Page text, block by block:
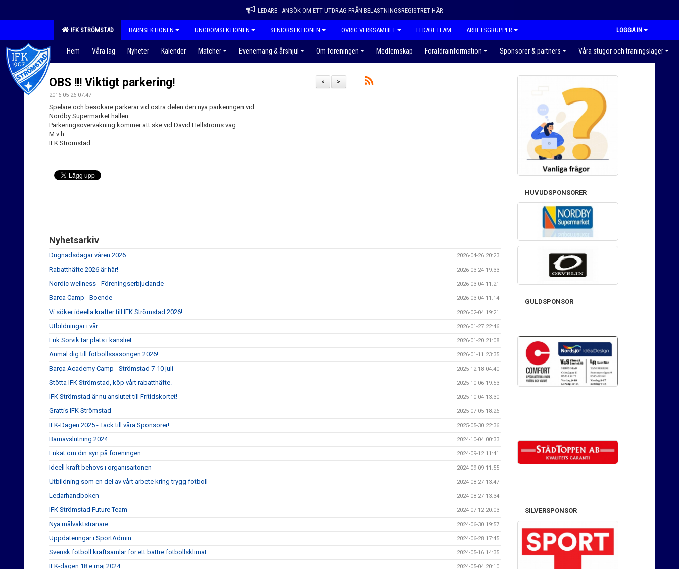
LEDARE - ANSÖK OM ETT UTDRAG FRÅN BELASTNINGSREGISTRET HÄR
IFK STRÖMSTAD BARNSEKTIONEN UNGDOMSEKTIONEN SENIORSEKTIONEN ÖVRIG VERKSAMHET LEDARETEAM ARBETSGRUPPER LOGGA IN
Hem Våra lag Nyheter Kalender Matcher Evenemang & årshjul Om föreningen Medlemskap Föräldrainformation Sponsorer & partners Våra stugor och träningsläger
>
<
OBS !!! Viktigt parkering!
2016-05-26 07:47
Spelare och besökare parkerar vid östra delen den nya parkeringen vid
Nordby Supermarket hallen.
Parkeringsövervakning kommer att ske vid David Hellströms väg.
M v h
IFK Strömstad
Nyhetsarkiv
Dugnadsdagar våren 2026 2026-04-26 20:23
Rabatthäfte 2026 är här! 2026-03-24 19:33
Nordic wellness - Föreningserbjudande 2026-03-04 11:21
Barca Camp - Boende 2026-03-04 11:14
Vi söker ideella krafter till IFK Strömstad 2026! 2026-02-04 19:21
Utbildningar i vår 2026-01-27 22:46
Erik Sörvik tar plats i kansliet 2026-01-20 21:08
Anmäl dig till fotbollssäsongen 2026! 2026-01-11 23:35
Barça Academy Camp - Strömstad 7-10 juli 2025-12-18 04:40
Stötta IFK Strömstad, köp vårt rabatthäfte. 2025-10-06 19:53
IFK Strömstad är nu anslutet till Fritidskortet! 2025-10-04 13:30
Grattis IFK Strömstad 2025-07-05 18:26
IFK-Dagen 2025 - Tack till våra Sponsorer! 2025-05-30 22:36
Barnavslutning 2024 2024-10-04 00:33
Enkät om din syn på föreningen 2024-09-12 11:41
Ideell kraft behövs i organisaitonen 2024-09-09 11:55
Utbildning som en del av vårt arbete kring trygg fotboll 2024-08-27 13:47
Ledarhandboken 2024-08-27 13:34
IFK Strömstad Future Team 2024-07-12 20:03
Nya målvaktstränare 2024-06-30 19:57
Uppdateringar i SportAdmin 2024-06-28 17:45
Svensk fotboll kraftsamlar för ett bättre fotbollsklimat 2024-05-16 14:35
IFK-dagen 18:e maj 2024 2024-05-04 20:10
HUVUDSPONSORER
GULDSPONSOR
SILVERSPONSOR